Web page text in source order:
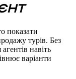
показати
турів. Без
навіть
варіанти